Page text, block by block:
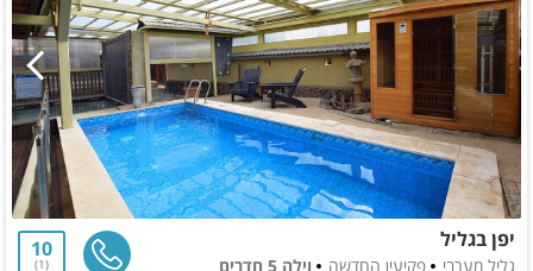
יפן בגליל
גליל מערבי פקיעין החדשה
וילה 5 חדרים
10
1